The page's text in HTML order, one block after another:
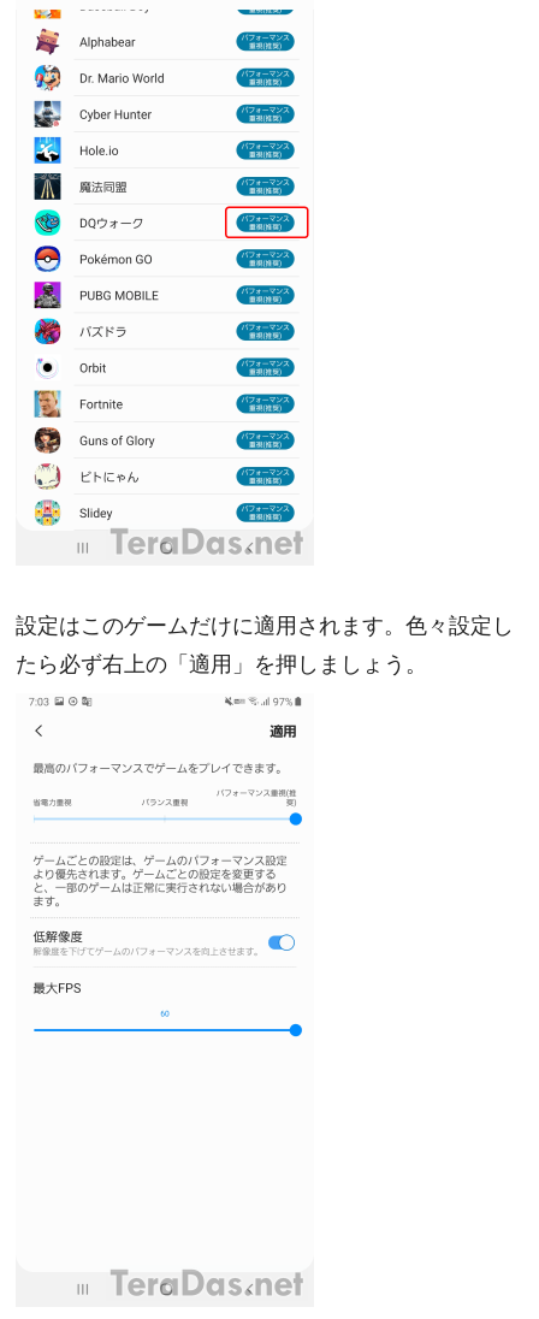
設定はこのゲームだけに適用されます。色々設定し
たら必ず右上の「適用」を押しましょう。